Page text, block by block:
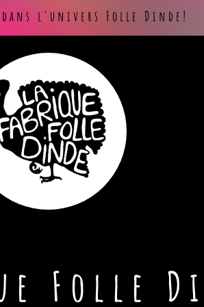
dans l'univers Folle Dinde!
Folle